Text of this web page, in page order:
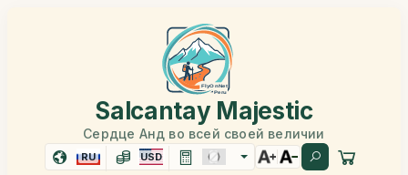
Salcantay Majestic
Сердце Анд во всей своей величии
RU USD